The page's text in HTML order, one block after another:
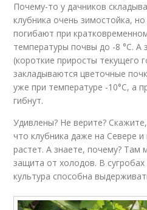
Почему-то у дачников
клубника очень зимостойка,
погибают при
температуры почвы до -8 °С.
(короткие приросты текущего
закладываются цветочные
уже при температуре -10°С, а
гибнут.
Удивлены? Не верите?
что клубника даже на Севере и
растет. А знаете, почему? Там
защита от холодов. В
культура способна